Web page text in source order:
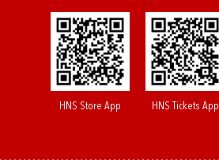
HNS Store App HNS Tickets App